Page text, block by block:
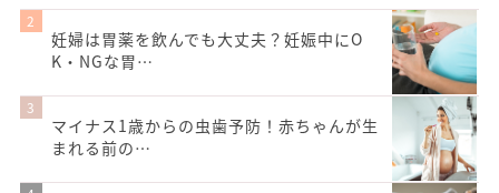
妊婦は胃薬を飲んでも大丈夫？妊娠中にO
K・NGな胃…
マイナス1歳からの虫歯予防！赤ちゃんが生
まれる前の…